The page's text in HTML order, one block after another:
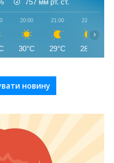
20:00
30°C
21:00
29°C
22:00
28°C
›
новину